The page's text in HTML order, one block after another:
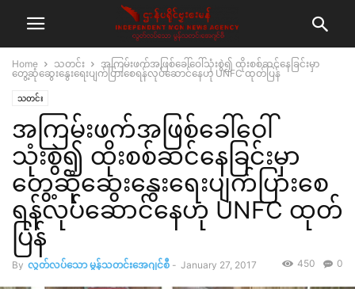
Home သတင်း
အကြမ်းဖက်အဖြစ်ခေါ်ဝေါ်သုံးစွဲ၍ ထိုးစစ်ဆင်နေခြင်းမှာ
တွေ့ဆုံဆွေးနွေးရေးပျက်ပြားစေရန်လုပ်ဆောင်နေဟု UNFC ထုတ်ပြန်
သတင်း
အကြမ်းဖက်အဖြစ်ခေါ်ဝေါ်
သုံးစွဲ၍ ထိုးစစ်ဆင်နေခြင်းမှာ
တွေ့ဆုံဆွေးနွေးရေးပျက်ပြားစေ
ရန်လုပ်ဆောင်နေဟု UNFC ထုတ်
ပြန်
By လွတ်လပ်သော မွန်သတင်းအေဂျင်စီ - January 27, 2017 0
450